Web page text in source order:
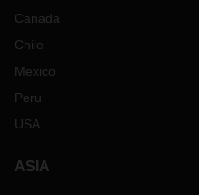
Canada
Chile
Mexico
Peru
USA
ASIA